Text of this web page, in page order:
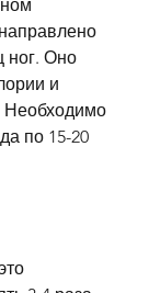
ног. Оно
и
Необходимо
по 15-20